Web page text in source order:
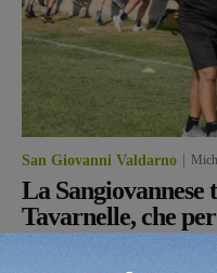
San Giovanni Valdarno
La Sangiovannese
Tavarnelle, che
La Sangiovannese, nella gara
ha sancito il debutto degli